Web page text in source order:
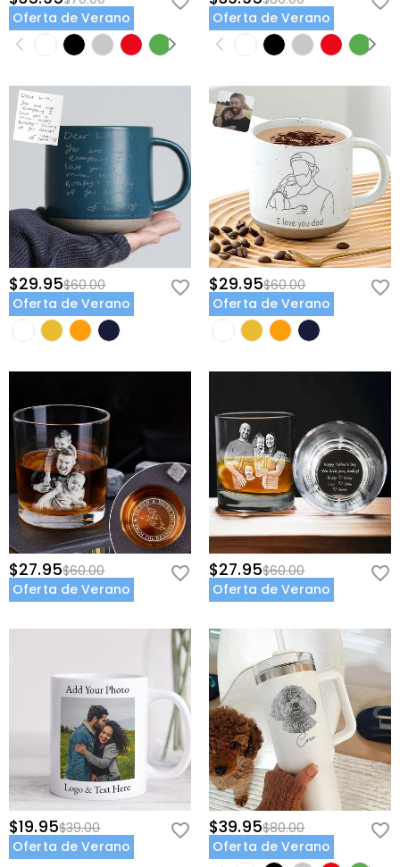
Oferta de Verano
Oferta de Verano
$29.95$60.00
Oferta de Verano
$29.95$60.00
Oferta de Verano
$27.95$60.00
Oferta de Verano
$27.95$60.00
Oferta de Verano
$19.95$39.00
Oferta de Verano
$39.95$80.00
Oferta de Verano